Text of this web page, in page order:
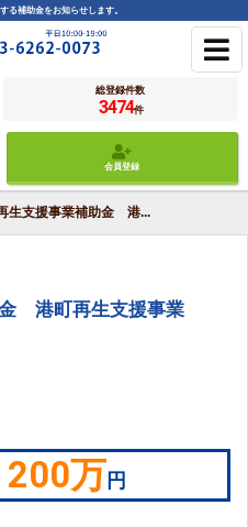
る補助金をお知らせします。
総登録件数
3474件
会員登録
生支援事業補助金 港...
港町再生支援事業
200万 円